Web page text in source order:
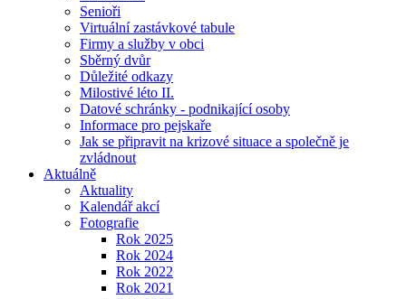
Senioři
Virtuální zastávkové tabule
Firmy a služby v obci
Sběrný dvůr
Důležité odkazy
Milostivé léto II.
Datové schránky - podnikající osoby
Informace pro pejskaře
Jak se připravit na krizové situace a společně je
zvládnout
Aktuálně
Aktuality
Kalendář akcí
Fotografie
Rok 2025
Rok 2024
Rok 2022
Rok 2021